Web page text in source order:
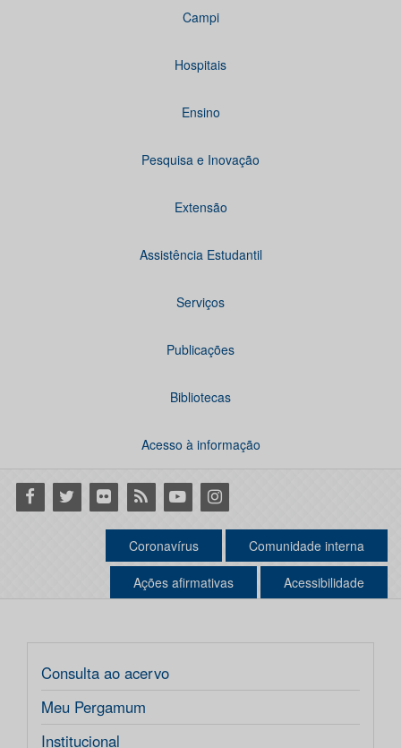
Campi
Hospitais
Ensino
Pesquisa e Inovação
Extensão
Assistência Estudantil
Serviços
Publicações
Bibliotecas
Acesso à informação
Facebook
Twitter Flickr RSS YoutubeInstagram
Coronavírus Comunidade interna
Ações afirmativas Acessibilidade
Consulta ao acervo
Meu Pergamum
Institucional